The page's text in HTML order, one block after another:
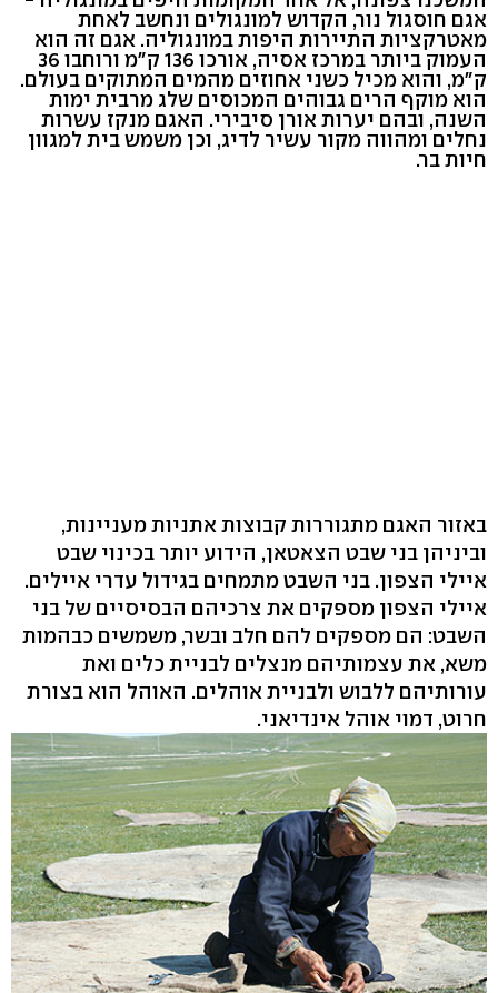
אגם חוסגול נור, הקדוש למונגולים ונחשב לאחת
מאטרקציות התיירות היפות במונגוליה. אגם זה הוא
העמוק ביותר במרכז אסיה, אורכו 136 ק"מ ורוחבו 36
ק"מ, והוא מכיל כשני אחוזים מהמים המתוקים בעולם.
הוא מוקף הרים גבוהים המכוסים שלג מרבית ימות
השנה, ובהם יערות אורן סיבירי. האגם מנקז עשרות
נחלים ומהווה מקור עשיר לדיג, וכן משמש בית למגוון
חיות בר.
באזור האגם מתגוררות קבוצות אתניות מעניינות,
וביניהן בני שבט הצאטאן, הידוע יותר בכינוי שבט
איילי הצפון. בני השבט מתמחים בגידול עדרי איילים.
איילי הצפון מספקים את צרכיהם הבסיסיים של בני
השבט: הם מספקים להם חלב ובשר, משמשים כבהמות
משא, את עצמותיהם מנצלים לבניית כלים ואת
עורותיהם ללבוש ולבניית אוהלים. האוהל הוא בצורת
חרוט, דמוי אוהל אינדיאני.